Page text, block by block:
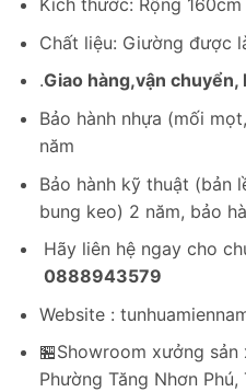
là:
Kích thước: Rộng
Chất liệu: Giường được
.Giao hàng,vận chuyển,
Bảo hành nhựa (mối
năm
Bảo hành kỹ thuật (bản
bung keo) 2 năm, bảo
Hãy liên hệ ngay cho
0888943579
Website :
🏪Showroom xưởng
Phường Tăng Nhơn Phú,